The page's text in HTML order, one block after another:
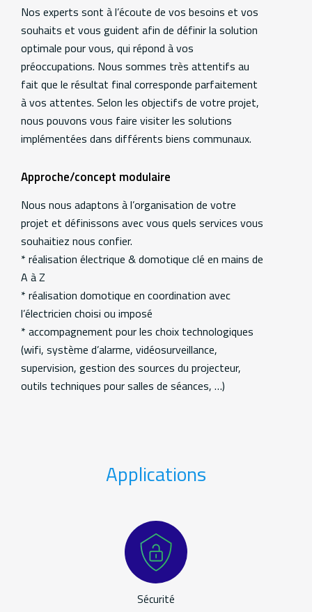
Nos experts sont à l’écoute de vos besoins et vos
souhaits et vous guident afin de définir la solution
optimale pour vous, qui répond à vos
préoccupations. Nous sommes très attentifs au
fait que le résultat final corresponde parfaitement
à vos attentes. Selon les objectifs de votre projet,
nous pouvons vous faire visiter les solutions
implémentées dans différents biens communaux.
Approche/concept modulaire
Nous nous adaptons à l’organisation de votre
projet et définissons avec vous quels services vous
souhaitiez nous confier.
* réalisation électrique & domotique clé en mains de
A à Z
* réalisation domotique en coordination avec
l’électricien choisi ou imposé
* accompagnement pour les choix technologiques
(wifi, système d’alarme, vidéosurveillance,
supervision, gestion des sources du projecteur,
outils techniques pour salles de séances, …)
Applications
Sécurité